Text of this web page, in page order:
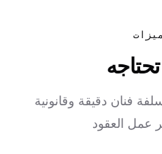
فنان دقيقة وقانونية